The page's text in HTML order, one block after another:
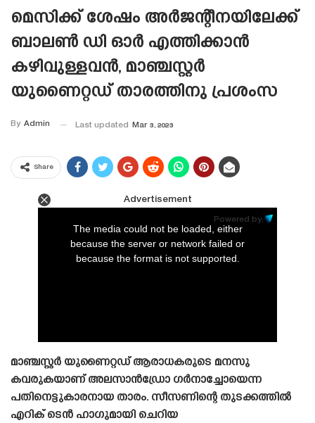
മെസിക്ക് ശേഷം അർജന്റീനയിലേക്ക്
ബാലൺ ഡി ഓർ എത്തിക്കാൻ
കഴിവുള്ളവൻ, മാഞ്ചസ്റ്റർ
യുണൈറ്റഡ് താരത്തിനു പ്രശംസ
By Admin Last updated Mar 3, 2023
Share
Advertisement
Powered by:
The media could not be loaded, either
because the server or network failed or
because the format is not supported.
മാഞ്ചസ്റ്റർ യുണൈറ്റഡ് ആരാധകരുടെ മനസു
കവരുകയാണ് അലസാൻഡ്രോ ഗർനാച്ചോയെന്ന
പതിനെട്ടുകാരനായ താരം. സീസണിന്റെ തുടക്കത്തിൽ
എറിക് ടെൻ ഹാഗുമായി ചെറിയ